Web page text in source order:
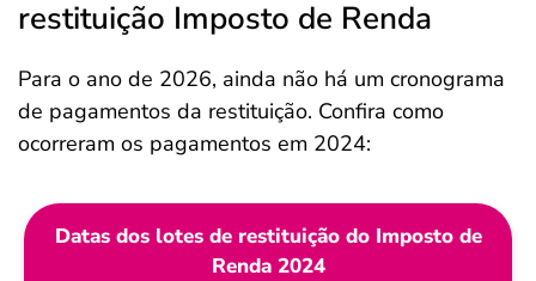
restituição Imposto de Renda
Para o ano de 2026, ainda não há um cronograma
de pagamentos da restituição. Confira como
ocorreram os pagamentos em 2024:
Datas dos lotes de restituição do Imposto de
Renda 2024